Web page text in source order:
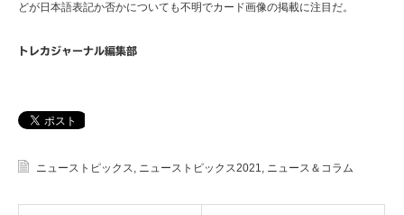
どが日本語表記か否かについても不明でカード画像の掲載に注目だ。
トレカジャーナル編集部
ニューストピックス, ニューストピックス2021, ニュース＆コラム